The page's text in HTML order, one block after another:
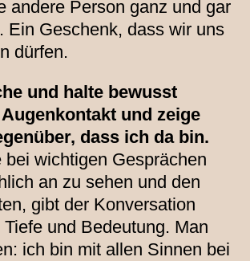
andere Person ganz und gar
Ein Geschenk, dass wir uns
dürfen.
und halte bewusst
und zeige
dass ich da bin.
bei wichtigen Gesprächen
an zu sehen und den
gibt der Konversation
und Bedeutung. Man
ich bin mit allen Sinnen bei